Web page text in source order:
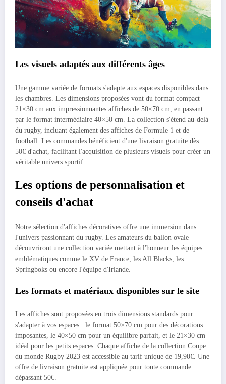
Les visuels adaptés aux différents âges
Une gamme variée de formats s'adapte aux espaces disponibles dans
les chambres. Les dimensions proposées vont du format compact
21×30 cm aux impressionnantes affiches de 50×70 cm, en passant
par le format intermédiaire 40×50 cm. La collection s'étend au-delà
du rugby, incluant également des affiches de Formule 1 et de
football. Les commandes bénéficient d'une livraison gratuite dès
50€ d'achat, facilitant l'acquisition de plusieurs visuels pour créer un
véritable univers sportif.
Les options de personnalisation et
conseils d'achat
Notre sélection d'affiches décoratives offre une immersion dans
l'univers passionnant du rugby. Les amateurs du ballon ovale
découvriront une collection variée mettant à l'honneur les équipes
emblématiques comme le XV de France, les All Blacks, les
Springboks ou encore l'équipe d'Irlande.
Les formats et matériaux disponibles sur le site
Les affiches sont proposées en trois dimensions standards pour
s'adapter à vos espaces : le format 50×70 cm pour des décorations
imposantes, le 40×50 cm pour un équilibre parfait, et le 21×30 cm
idéal pour les petits espaces. Chaque affiche de la collection Coupe
du monde Rugby 2023 est accessible au tarif unique de 19,90€. Une
offre de livraison gratuite est appliquée pour toute commande
dépassant 50€.